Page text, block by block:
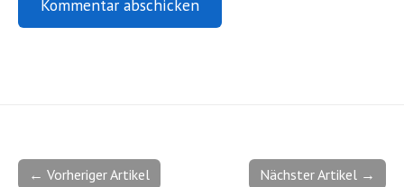
Nächster Artikel →
← Vorheriger Artikel